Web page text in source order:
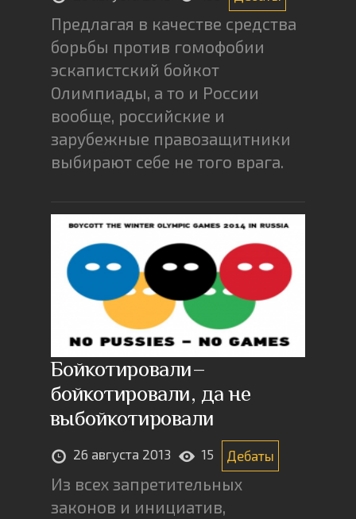
Предлагая в качестве средства
борьбы против гомофобии
эскапистский бойкот
Олимпиады, а то и России
вообще, российские и
зарубежные правозащитники
выбирают себе не того врага.
Бойкотировали–
бойкотировали, да не
выбойкотировали
26 августа 2013 15 Дебаты
Из всех запретительных
законов и инициатив,